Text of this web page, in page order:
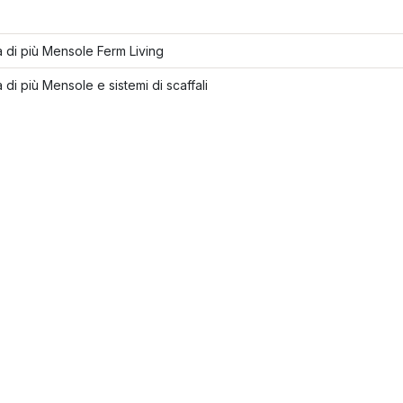
di più Mensole Ferm Living
di più Mensole e sistemi di scaffali